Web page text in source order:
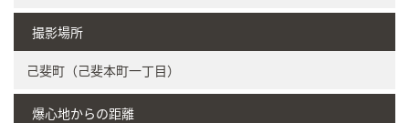
撮影場所
己斐町（己斐本町一丁目）
爆心地からの距離